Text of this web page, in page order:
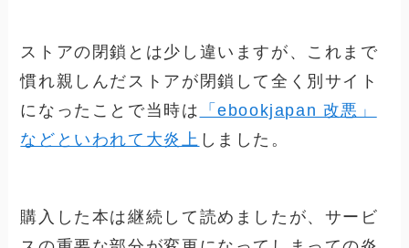
ストアの閉鎖とは少し違いますが、これまで
慣れ親しんだストアが閉鎖して全く別サイト
になったことで当時は
「ebookjapan 改悪」
などといわれて大炎上 しました。
購入した本は継続して読めましたが、サービ